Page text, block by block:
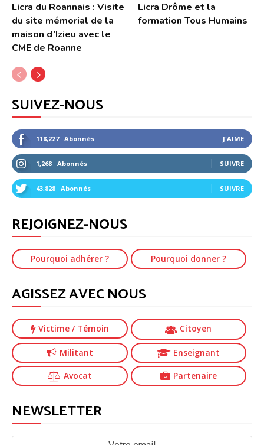
Licra du Roannais : Visite
du site mémorial de la
maison d’Izieu avec le
CME de Roanne
Licra Drôme et la
formation Tous Humains
SUIVEZ-NOUS
118,227 Abonnés J'AIME
1,268 Abonnés SUIVRE
43,828 Abonnés SUIVRE
REJOIGNEZ-NOUS
Pourquoi adhérer ? Pourquoi donner ?
AGISSEZ AVEC NOUS
Victime / Témoin Citoyen
Militant Enseignant
Avocat Partenaire
NEWSLETTER